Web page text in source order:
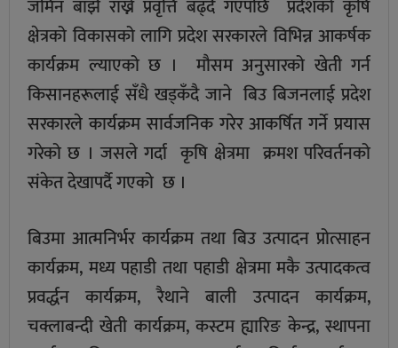
जमिन बाझै राख्ने प्रवृत्ति बढ्दै गएपछि प्रदेशको कृषि
क्षेत्रको विकासको लागि प्रदेश सरकारले विभिन्न आकर्षक
कार्यक्रम ल्याएको छ । मौसम अनुसारको खेती गर्न
किसानहरूलाई सँधै खड्कँदै जाने बिउ बिजनलाई प्रदेश
सरकारले कार्यक्रम सार्वजनिक गरेर आकर्षित गर्ने प्रयास
गरेको छ । जसले गर्दा कृषि क्षेत्रमा क्रमश परिवर्तनको
संकेत देखापर्दै गएको छ ।
बिउमा आत्मनिर्भर कार्यक्रम तथा बिउ उत्पादन प्रोत्साहन
कार्यक्रम, मध्य पहाडी तथा पहाडी क्षेत्रमा मकै उत्पादकत्व
प्रवर्द्धन कार्यक्रम, रैथाने बाली उत्पादन कार्यक्रम,
चक्लाबन्दी खेती कार्यक्रम, कस्टम ह्यारिङ केन्द्र, स्थापना